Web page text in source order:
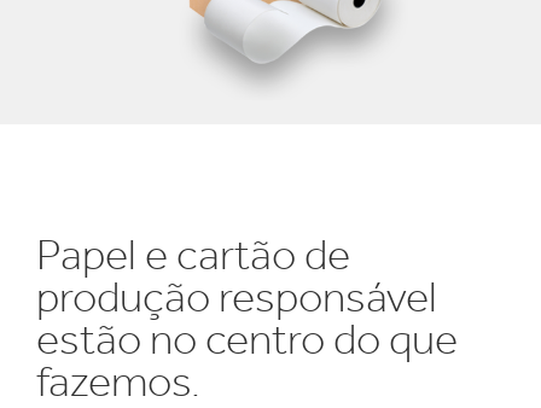
Papel e cartão de
produção responsável
estão no centro do que
fazemos.